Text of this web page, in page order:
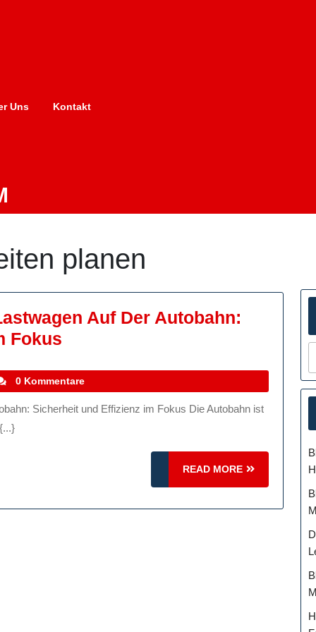
Uns Kontakt
planen
Auf Der Autobahn:
Fokus
Von
Lastwagen
Und
0 Kommentare
READ MORE
READ
MORE